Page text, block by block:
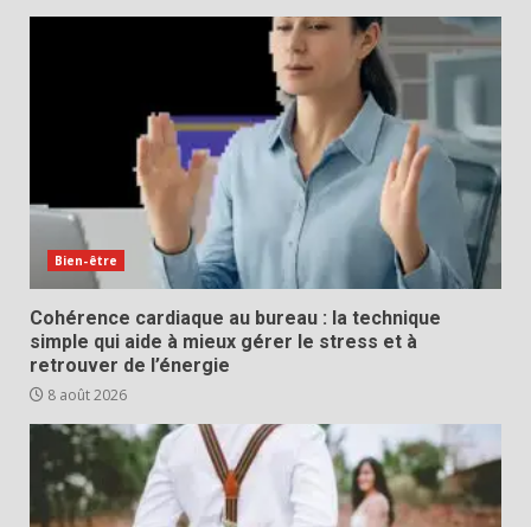
Bien-être
Cohérence cardiaque au bureau : la technique
simple qui aide à mieux gérer le stress et à
retrouver de l’énergie
8 août 2026